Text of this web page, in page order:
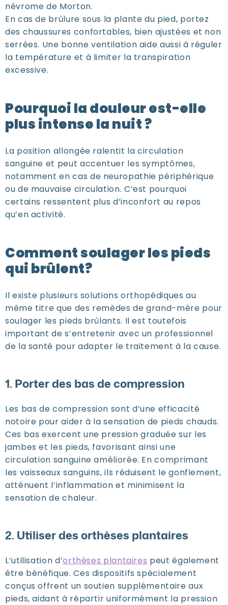
névrome de Morton.
En cas de brûlure sous la plante du pied, portez
des chaussures confortables, bien ajustées et non
serrées. Une bonne ventilation aide aussi à réguler
la température et à limiter la transpiration
excessive.
Pourquoi la douleur est-elle
plus intense la nuit ?
La position allongée ralentit la circulation
sanguine et peut accentuer les symptômes,
notamment en cas de neuropathie périphérique
ou de mauvaise circulation. C’est pourquoi
certains ressentent plus d’inconfort au repos
qu’en activité.
Comment soulager les pieds
qui brûlent?
Il existe plusieurs solutions orthopédiques au
même titre que des remèdes de grand-mère pour
soulager les pieds brûlants. Il est toutefois
important de s’entretenir avec un professionnel
de la santé pour adapter le traitement à la cause.
1. Porter des bas de compression
Les bas de compression sont d’une efficacité
notoire pour aider à la sensation de pieds chauds.
Ces bas exercent une pression graduée sur les
jambes et les pieds, favorisant ainsi une
circulation sanguine améliorée. En comprimant
les vaisseaux sanguins, ils réduisent le gonflement,
atténuent l’inflammation et minimisent la
sensation de chaleur.
2. Utiliser des orthèses plantaires
L’utilisation d’orthèses plantaires peut également
être bénéfique. Ces dispositifs spécialement
conçus offrent un soutien supplémentaire aux
pieds, aidant à répartir uniformément la pression